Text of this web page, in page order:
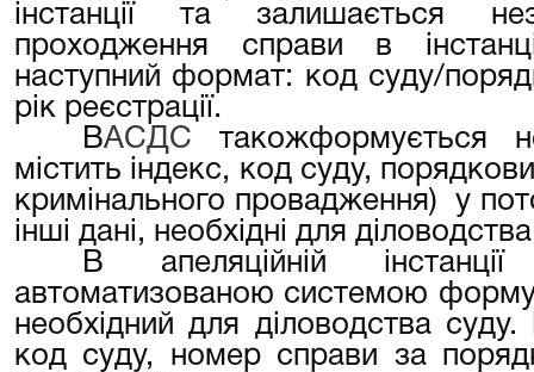
інстанції та залишається
проходження справи в
наступний формат: код суду/
рік реєстрації.
ВАСДС такожформується
містить індекс, код суду,
кримінального провадження) у
інші дані, необхідні для
В апеляційній
автоматизованою системою
необхідний для діловодства
код суду, номер справи за